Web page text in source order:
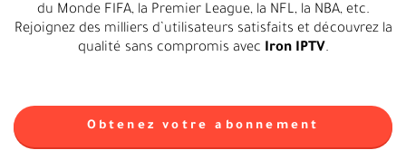
du Monde FIFA, la Premier League, la NFL, la NBA, etc.
Rejoignez des milliers d’utilisateurs satisfaits et découvrez la
qualité sans compromis avec Iron IPTV.
Obtenez votre abonnement